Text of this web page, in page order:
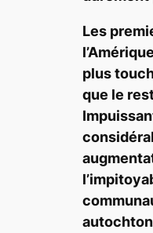
Les
plus
que le